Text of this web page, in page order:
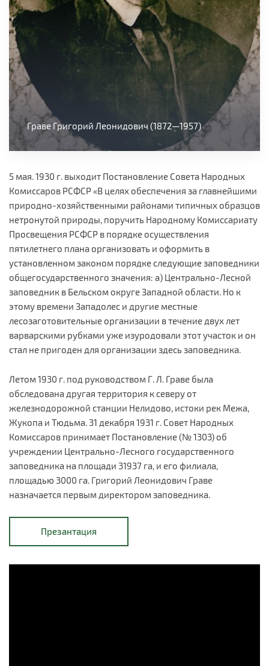
Граве Григорий Леонидович (1872—1957)
5 мая. 1930 г. выходит Постановление Совета Народных
Комиссаров РСФСР «В целях обеспечения за главнейшими
природно-хозяйственными районами типичных образцов
нетронутой природы, поручить Народному Комиссариату
Просвещения РСФСР в порядке осуществления
пятилетнего плана организовать и оформить в
установленном законом порядке следующие заповедники
общегосударственного значения: а) Центрально-Лесной
заповедник в Бельском округе Западной области. Но к
этому времени Западолес и другие местные
лесозаготовительные организации в течение двух лет
варварскими рубками уже изуродовали этот участок и он
стал не пригоден для организации здесь заповедника.
Летом 1930 г. под руководством Г. Л. Граве была
обследована другая территория к северу от
железнодорожной станции Нелидово, истоки рек Межа,
Жукопа и Тюдьма. 31 декабря 1931 г. Совет Народных
Комиссаров принимает Постановление (№ 1303) об
учреждении Центрально-Лесного государственного
заповедника на площади 31937 га, и его филиала,
площадью 3000 га. Григорий Леонидович Граве
назначается первым директором заповедника.
Презантация